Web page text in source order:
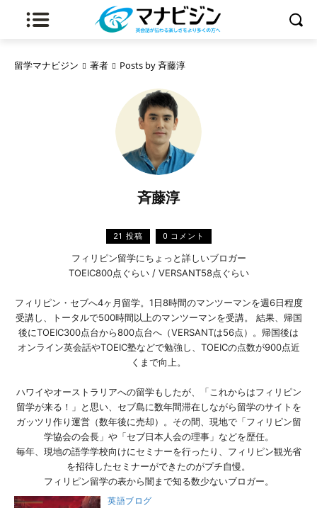
留学マナビジン 著者 Posts by 斉藤淳
斉藤淳
21 投稿 0 コメント
フィリピン留学にちょっと詳しいブロガー
TOEIC800点ぐらい / VERSANT58点ぐらい
フィリピン・セブへ4ヶ月留学。1日8時間のマンツーマンを週6日程度
受講し、トータルで500時間以上のマンツーマンを受講。 結果、帰国
後にTOEIC300点台から800点台へ（VERSANTは56点）。帰国後は
オンライン英会話やTOEIC塾などで勉強し、TOEICの点数が900点近
くまで向上。
ハワイやオーストラリアへの留学もしたが、「これからはフィリピン
留学が来る！」と思い、セブ島に数年間滞在しながら留学のサイトを
ガッツリ作り運営（数年後に売却）。その間、現地で「フィリピン留
学協会の会長」や「セブ日本人会の理事」などを歴任。
毎年、現地の語学学校向けにセミナーを行ったり、フィリピン観光省
を招待したセミナーができたのがプチ自慢。
フィリピン留学の表から闇まで知る数少ないブロガー。
英語ブログ